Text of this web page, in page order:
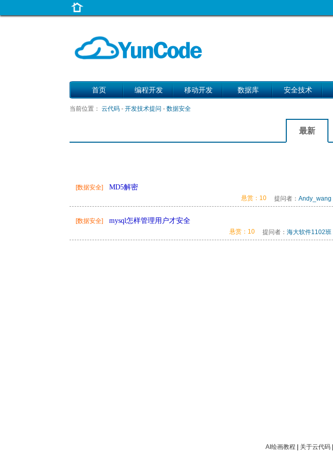
首页 编程开发 移动开发 数据库 安全技术
当前位置： 云代码 - 开发技术提问 - 数据安全
最新
[数据安全] MD5解密
提问者： Andy_wang
悬赏：10
[数据安全] mysql怎样管理用户才安全
提问者： 海大软件1102班
悬赏：10
AI绘画教程 关于云代码|